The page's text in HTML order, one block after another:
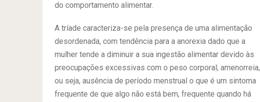
do comportamento alimentar.
A tríade caracteriza-se pela presença de uma alimentação
desordenada, com tendência para a anorexia dado que a
mulher tende a diminuir a sua ingestão alimentar devido às
preocupações excessivas com o peso corporal; amenorreia,
ou seja, ausência de período menstrual o que é um sintoma
frequente de que algo não está bem, frequente quando há